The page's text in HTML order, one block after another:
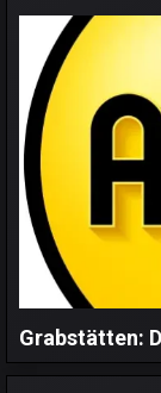
Grabstätten: